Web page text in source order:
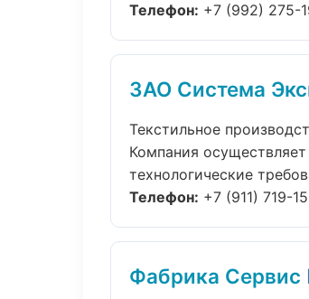
Телефон: +7 (992) 275-
ЗАО Система
Текстильное
Компания
технологические
Телефон: +7 (911) 719-
Фабрика Сервис